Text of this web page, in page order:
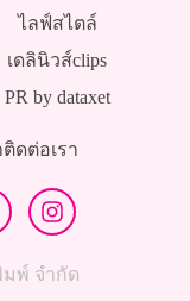
ไลฟ์สไตล์
เดลินิวส์clips
PR by dataxet
ติดต่อเรา
พ์ จำกัด